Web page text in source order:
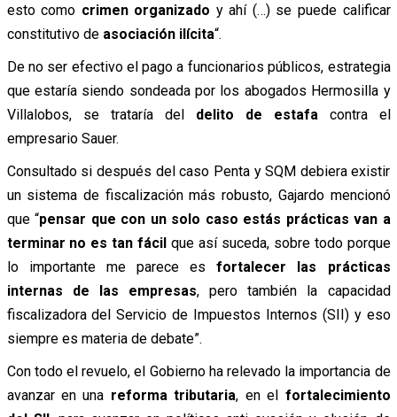
esto como crimen organizado y ahí (…) se puede calificar
constitutivo de asociación ilícita“.
De no ser efectivo el pago a funcionarios públicos, estrategia
que estaría siendo sondeada por los abogados Hermosilla y
Villalobos, se trataría del delito de estafa contra el
empresario Sauer.
Consultado si después del caso Penta y SQM debiera existir
un sistema de fiscalización más robusto, Gajardo mencionó
que “pensar que con un solo caso estás prácticas van a
terminar no es tan fácil que así suceda, sobre todo porque
lo importante me parece es fortalecer las prácticas
internas de las empresas, pero también la capacidad
fiscalizadora del Servicio de Impuestos Internos (SII) y eso
siempre es materia de debate”.
Con todo el revuelo, el Gobierno ha relevado la importancia de
avanzar en una reforma tributaria, en el fortalecimiento